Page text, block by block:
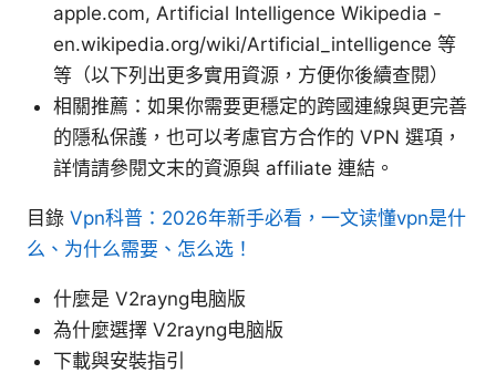
apple.com, Artificial Intelligence Wikipedia -
en.wikipedia.org/wiki/Artificial_intelligence 等
等（以下列出更多實用資源，方便你後續查閱）
相關推薦：如果你需要更穩定的跨國連線與更完善
的隱私保護，也可以考慮官方合作的 VPN 選項，
詳情請參閱文末的資源與 affiliate 連結。
目錄 Vpn科普：2026年新手必看，一文读懂vpn是什
么、为什么需要、怎么选！
什麼是 V2rayng电脑版
為什麼選擇 V2rayng电脑版
下載與安裝指引